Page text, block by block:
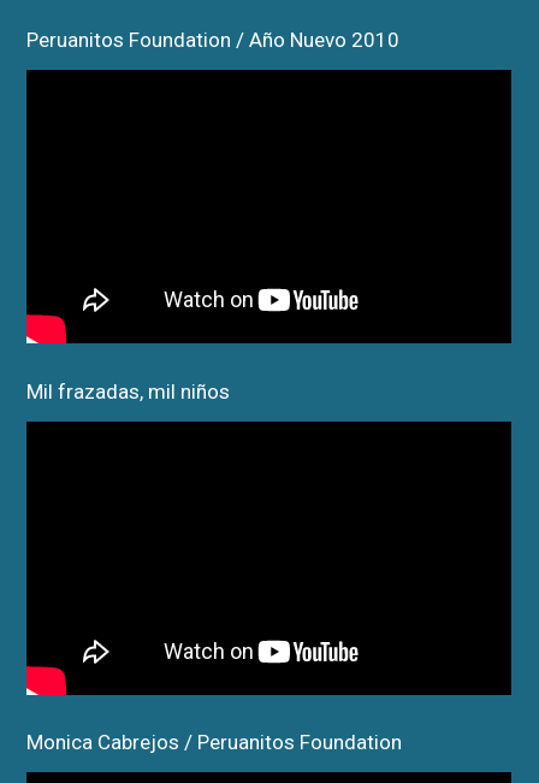
Peruanitos Foundation / Año Nuevo 2010
Mil frazadas, mil niños
Monica Cabrejos / Peruanitos Foundation